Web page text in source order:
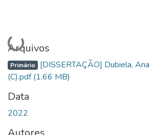
Carregando...
Arquivos
Primário [DISSERTAÇÃO] Dubiela, Ana
(C).pdf(1.66 MB)
Data
2022